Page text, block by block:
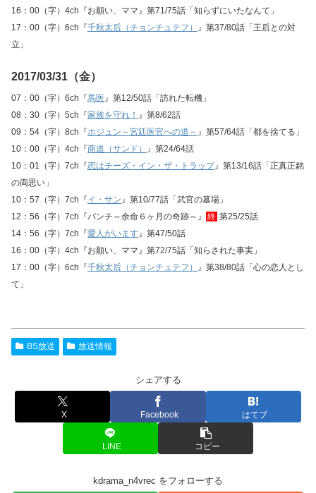
16：00（字）4ch『お願い、ママ』第71/75話「知らずにいたなんて」
17：00（字）6ch『千秋太后（チョンチュテフ） 』第37/80話「王后との対
立」
2017/03/31（金）
07：00（字）6ch『馬医』第12/50話「訪れた転機」
08：30（字）5ch『家族を守れ！ 』第8/62話
09：54（字）8ch『ホジュン～宮廷医官への道～ 』第57/64話「都を捨てる」
10：00（字）4ch『商道（サンド） 』第24/64話
10：01（字）7ch『恋はチーズ・イン・ザ・トラップ』第13/16話「正真正銘
の両思い」
10：57（字）7ch『イ・サン』第10/77話「武官の墓場」
12：56（字）7ch『パンチ～余命６ヶ月の奇跡～』
終 第25/25話
14：56（字）7ch『愛人がいます』第47/50話
16：00（字）4ch『お願い、ママ』第72/75話「知らされた事実」
17：00（字）6ch『千秋太后（チョンチュテフ） 』第38/80話「心の恋人とし
て」
BS放送 放送情報
シェアする
X Facebook はてブ
LINE コピー
kdrama_n4vrec をフォローする